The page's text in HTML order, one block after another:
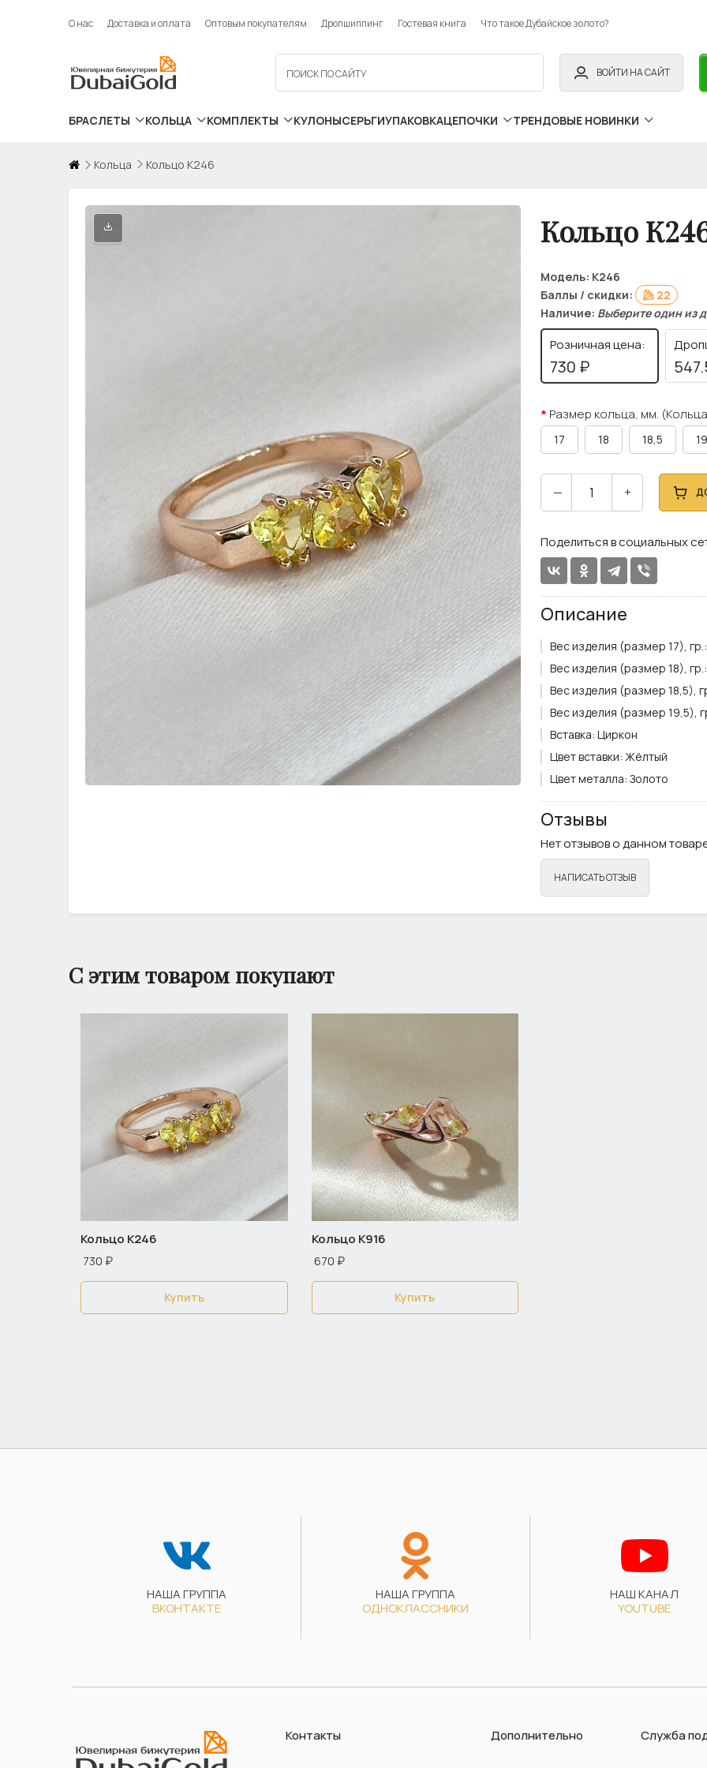
О нас Доставка и оплата Оптовым покупателям Дропшиппинг Гостевая книга Что такое Дубайское золото?
ВОЙТИ НА САЙТ
БРАСЛЕТЫ КОЛЬЦА КОМПЛЕКТЫ КУЛОНЫСЕРЬГИУПАКОВКАЦЕПОЧКИ ТРЕНДОВЫЕ НОВИНКИ
Кольца Кольцо К246
Кольцо
Модель: К246
Баллы / скидки:
22
Наличие: Выберите один из
Розничная цена:
730 ₽
Размер кольца, мм.
17 18 18,5
— +
Поделиться в социальных
Описание
Вес изделия (размер 17), гр.:
Вес изделия (размер 18), гр.:
Вес изделия (размер 18,5),
Вес изделия (размер 19,5),
Вставка: Циркон
Цвет вставки: Жёлтый
Цвет металла: Золото
Ширина кольца, см.: 0,5
Отзывы
Нет отзывов о данном
НАПИСАТЬ ОТЗЫВ
С этим товаром покупают
Кольцо К246
730 ₽
Купить
Кольцо К916
670 ₽
Купить
НАША ГРУППА
ВКОНТАКТЕ
НАША ГРУППА
ОДНОКЛАССНИКИ
НАШ КАНАЛ
YOUTUBE
Контакты Дополнительно Служба